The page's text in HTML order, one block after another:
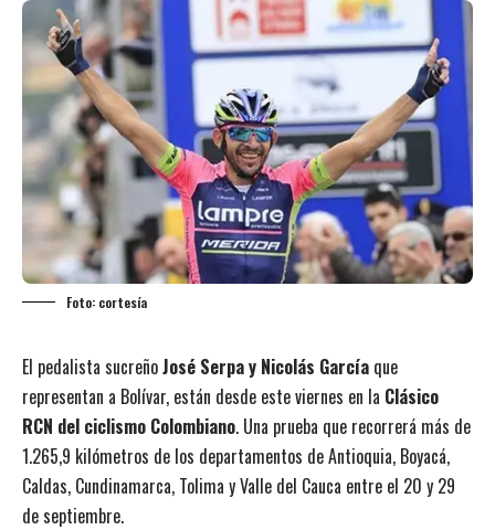
Foto: cortesía
El pedalista sucreñoJosé Serpa y Nicolás García que
representan a Bolívar, están desde este viernes en la Clásico
RCN del ciclismo Colombiano. Una prueba que recorrerá más de
1.265,9 kilómetros de los departamentos de Antioquia, Boyacá,
Caldas, Cundinamarca, Tolima y Valle del Cauca entre el 20 y 29
de septiembre.